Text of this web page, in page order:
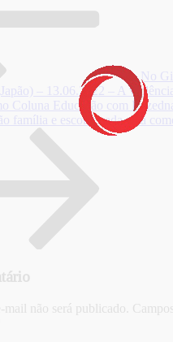
No
– 13.06.2022 – A
Coluna Educação com
família e escola: nada será
mail não será publicado.